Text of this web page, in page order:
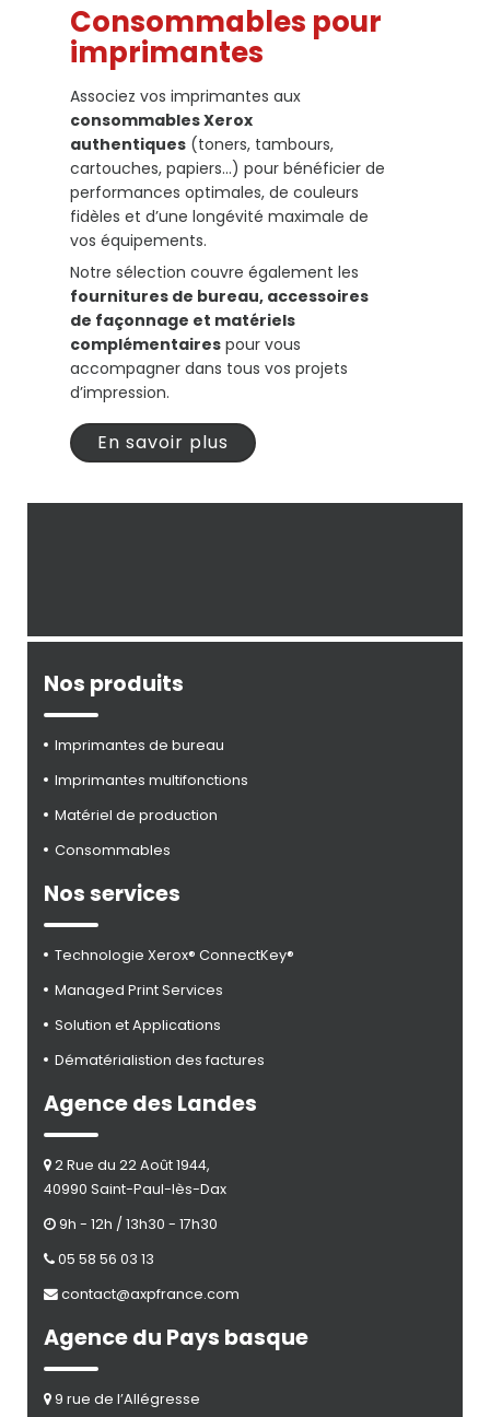
Consommables pour
imprimantes
Associez vos imprimantes aux
consommables Xerox
authentiques (toners, tambours,
cartouches, papiers…) pour bénéficier de
performances optimales, de couleurs
fidèles et d’une longévité maximale de
vos équipements.
Notre sélection couvre également les
fournitures de bureau, accessoires
de façonnage et matériels
complémentaires pour vous
accompagner dans tous vos projets
d’impression.
En savoir plus
Nos produits
Imprimantes de bureau
Imprimantes multifonctions
Matériel de production
Consommables
Nos services
Technologie Xerox® ConnectKey®
Managed Print Services
Solution et Applications
Dématérialistion des factures
Agence des Landes
2 Rue du 22 Août 1944,
40990 Saint-Paul-lès-Dax
9h - 12h / 13h30 - 17h30
05 58 56 03 13
contact@axpfrance.com
Agence du Pays basque
9 rue de l’Allégresse